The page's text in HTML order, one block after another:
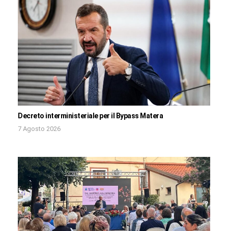
Decreto interministeriale per il Bypass Matera
7 Agosto 2026